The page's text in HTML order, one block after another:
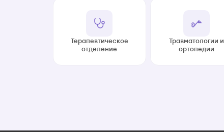
Терапевтическое
отделение
Травматологии и
ортопедии